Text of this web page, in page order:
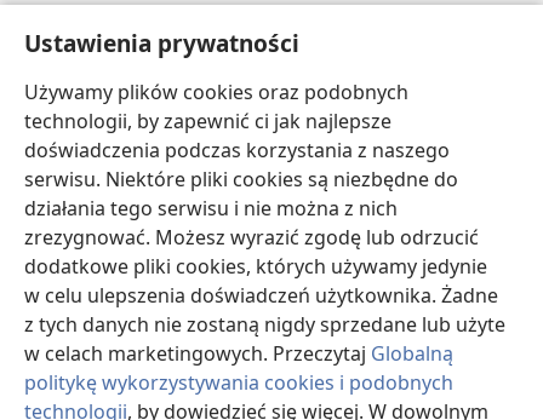
Ustawienia prywatności
Używamy plików cookies oraz podobnych
technologii, by zapewnić ci jak najlepsze
doświadczenia podczas korzystania z naszego
serwisu. Niektóre pliki cookies są niezbędne do
działania tego serwisu i nie można z nich
zrezygnować. Możesz wyrazić zgodę lub odrzucić
dodatkowe pliki cookies, których używamy jedynie
w celu ulepszenia doświadczeń użytkownika. Żadne
z tych danych nie zostaną nigdy sprzedane lub użyte
w celach marketingowych. Przeczytaj Globalną
politykę wykorzystywania cookies i podobnych
technologii, by dowiedzieć się więcej. W dowolnym
Darowizny
(opens
new
window)BIBLIOTEKA INTERNETOWA Strażnicy
(opens
new
window)JW Hub
(opens
new
window)JW Library
Watchtower Library